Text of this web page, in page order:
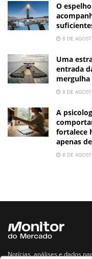
O
8 DE
Uma
entrada
8 DE
A
fortalece
apenas
8 DE
Notícias, análises e dados